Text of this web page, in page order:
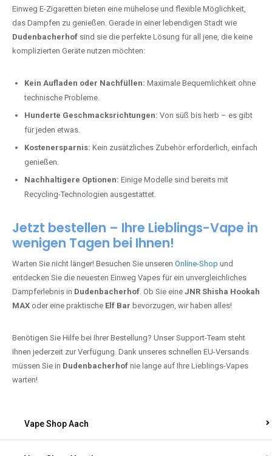
Einweg E-Zigaretten bieten eine mühelose und flexible Möglichkeit,
das Dampfen zu genießen. Gerade in einer lebendigen Stadt wie
Dudenbacherhof sind sie die perfekte Lösung für all jene, die keine
komplizierten Geräte nutzen möchten:
Kein Aufladen oder Nachfüllen: Maximale Bequemlichkeit ohne
technische Probleme.
Hunderte Geschmacksrichtungen: Von süß bis herb – es gibt
für jeden etwas.
Kostenersparnis: Kein zusätzliches Zubehör erforderlich, einfach
genießen.
Nachhaltigere Optionen: Einige Modelle sind bereits mit
Recycling-Technologien ausgestattet.
Jetzt bestellen – Ihre Lieblings-Vape in
wenigen Tagen bei Ihnen!
Warten Sie nicht länger! Besuchen Sie unseren Online-Shop und
entdecken Sie die neuesten Einweg Vapes für ein unvergleichliches
Dampferlebnis in Dudenbacherhof. Ob Sie eine JNR Shisha Hookah
MAX oder eine praktische Elf Bar bevorzugen, wir haben alles!
Benötigen Sie Hilfe bei Ihrer Bestellung? Unser Support-Team steht
Ihnen jederzeit zur Verfügung. Dank unseres schnellen EU-Versands
müssen Sie in Dudenbacherhof nie lange auf Ihre Lieblings-Vapes
warten!
Vape Shop Aach